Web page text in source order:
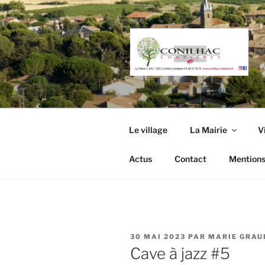
Aller
au
contenu
principal
Le village La Mairie
Actus Contact
PUBLIÉ
LE
30 MAI 2023 PAR MARIE
Cave à jazz #5